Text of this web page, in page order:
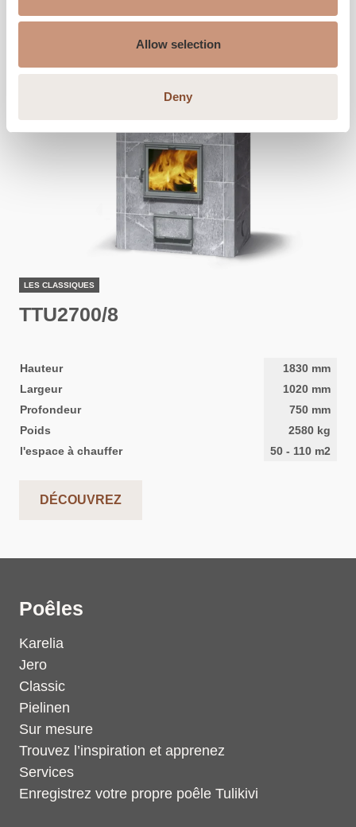
Allow selection
Deny
LES CLASSIQUES
TTU2700/8
Hauteur 1830 mm
Largeur
1020 mm
Profondeur
750 mm
Poids
2580 kg
l'espace à chauffer
50 - 110 m2
DÉCOUVREZ
Poêles
Karelia
Jero
Classic
Pielinen
Sur mesure
Trouvez l’inspiration et apprenez
Services
Enregistrez votre propre poêle Tulikivi